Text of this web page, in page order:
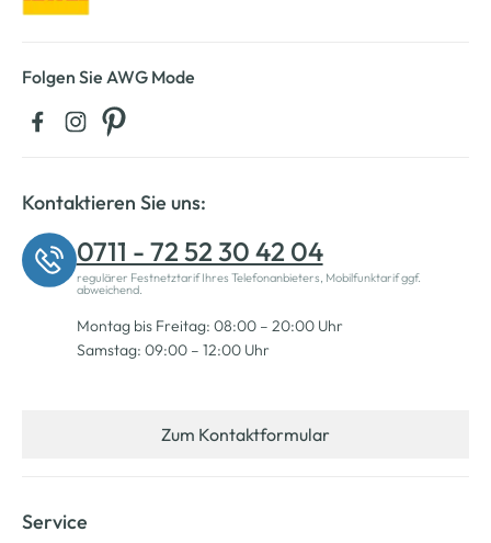
Folgen Sie AWG Mode
Kontaktieren Sie uns:
0711 - 72 52 30 42 04
regulärer Festnetztarif Ihres Telefonanbieters, Mobilfunktarif ggf.
abweichend.
Montag bis Freitag: 08:00 – 20:00 Uhr
Samstag: 09:00 – 12:00 Uhr
Zum Kontaktformular
Service